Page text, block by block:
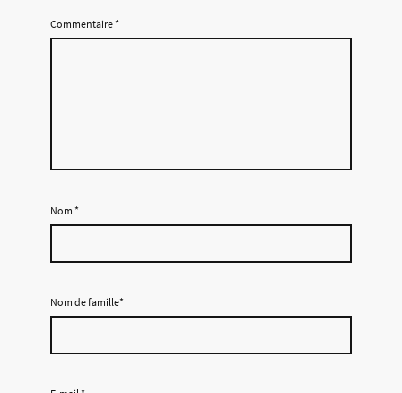
Commentaire*
Nom *
Nom de famille*